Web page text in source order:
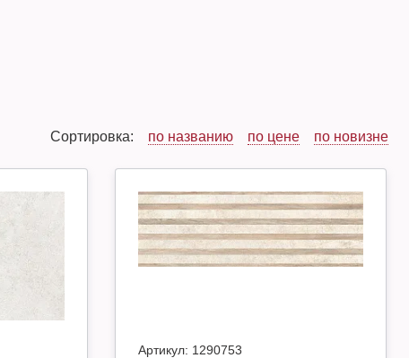
Сортировка: по названию по цене по новизне
Артикул: 1290753